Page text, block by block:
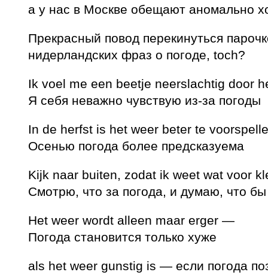
а у нас в Москве обещают аномально
Прекрасный повод перекинуться
нидерландских фраз о погоде, toch?
Ik voel me een beetje neerslachtig door
Я себя неважно чувствую из-за погоды
In de herfst is het weer beter te
Осенью погода более предсказуема
Kijk naar buiten, zodat ik weet wat voor
Смотрю, что за погода, и думаю, что бы
Het weer wordt alleen maar erger —
Погода становится только хуже
als het weer gunstig is — если погода